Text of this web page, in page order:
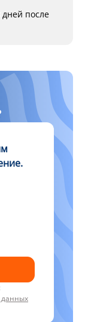
после
данных